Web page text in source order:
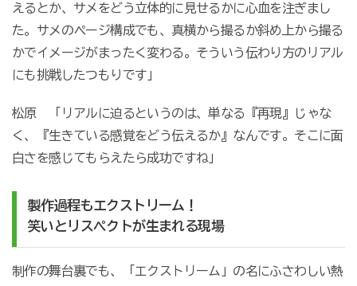
えるとか、サメをどう立体的に見せるかに心血を注ぎまし
た。サメのページ構成でも、真横から撮るか斜め上から撮る
かでイメージがまったく変わる。そういう伝わり方のリアル
にも挑戦したつもりです」
松原 「リアルに迫るというのは、単なる『再現』じゃな
く、『生きている感覚をどう伝えるか』なんです。そこに面
白さを感じてもらえたら成功ですね」
製作過程もエクストリーム！
笑いとリスペクトが生まれる現場
制作の舞台裏でも、「エクストリーム」の名にふさわしい熱